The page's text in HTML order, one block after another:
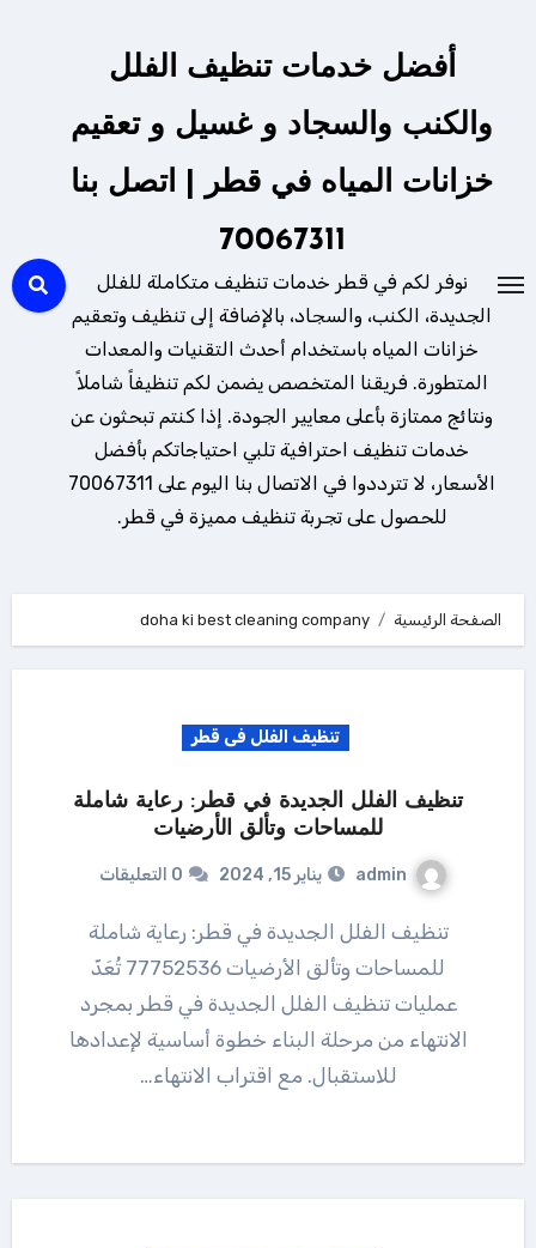
أفضل خدمات تنظيف الفلل
والكنب والسجاد و غسيل و تعقيم
خزانات المياه في قطر | اتصل بنا
70067311
نوفر لكم في قطر خدمات تنظيف متكاملة للفلل
الجديدة، الكنب، والسجاد، بالإضافة إلى تنظيف وتعقيم
خزانات المياه باستخدام أحدث التقنيات والمعدات
المتطورة. فريقنا المتخصص يضمن لكم تنظيفاً شاملاً
ونتائج ممتازة بأعلى معايير الجودة. إذا كنتم تبحثون عن
خدمات تنظيف احترافية تلبي احتياجاتكم بأفضل
الأسعار، لا تترددوا في الاتصال بنا اليوم على 70067311
للحصول على تجربة تنظيف مميزة في قطر.
الصفحة الرئيسية doha ki best cleaning company
تنظيف الفلل فى قطر
تنظيف الفلل الجديدة في قطر: رعاية شاملة
للمساحات وتألق الأرضيات
admin يناير 15, 2024 0 التعليقات
تنظيف الفلل الجديدة في قطر: رعاية شاملة
للمساحات وتألق الأرضيات 77752536 تُعَدّ
عمليات تنظيف الفلل الجديدة في قطر بمجرد
الانتهاء من مرحلة البناء خطوة أساسية لإعدادها
للاستقبال. مع اقتراب الانتهاء…